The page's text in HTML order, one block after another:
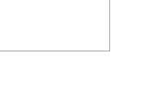
些方法，促